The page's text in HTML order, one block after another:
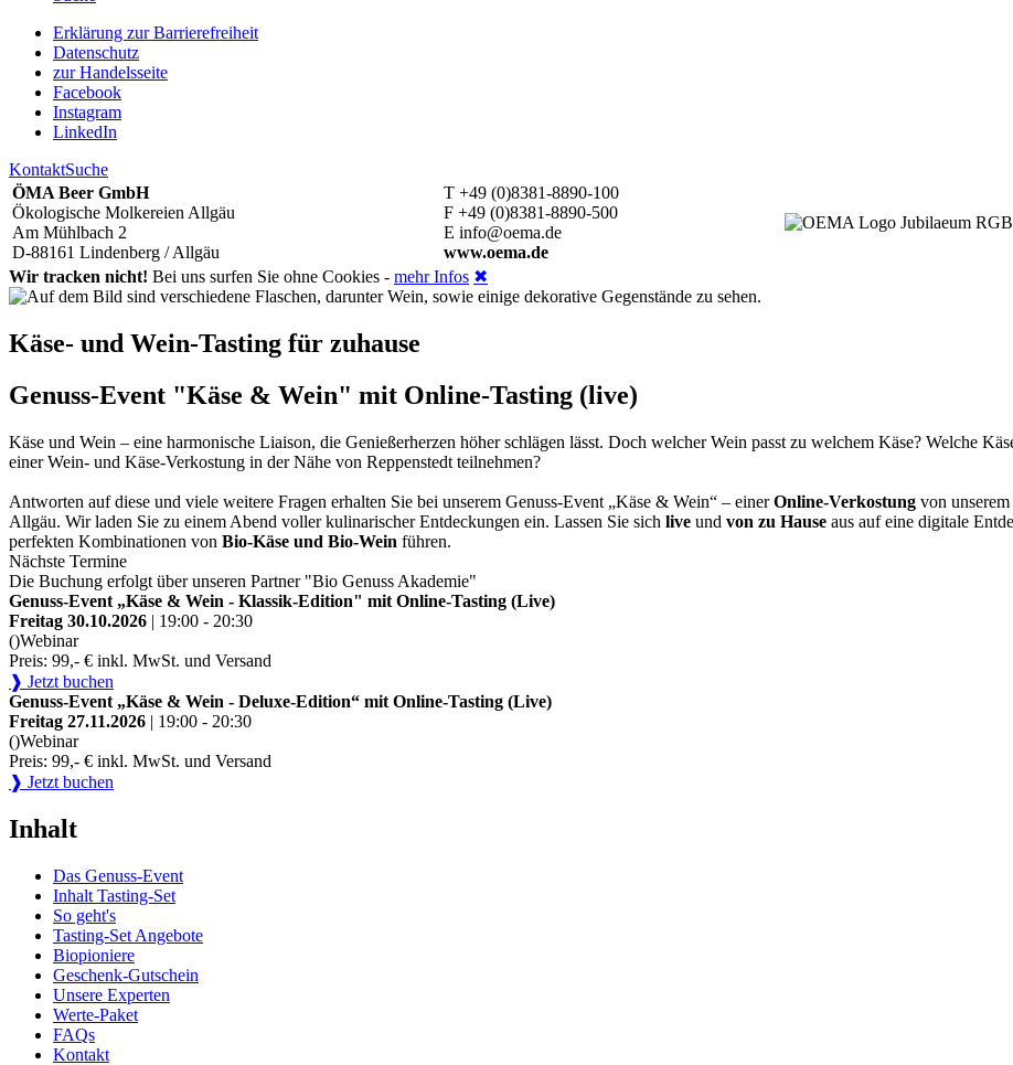
Erklärung zur Barrierefreiheit
Datenschutz
zur Handelsseite
Facebook
Instagram
LinkedIn
KontaktSuche
ÖMA Beer GmbH
Ökologische Molkereien Allgäu
Am Mühlbach 2
D-88161 Lindenberg / Allgäu
T +49 (0)8381-8890-100
F +49 (0)8381-8890-500
E info@oema.de
www.oema.de
Wir tracken nicht! Bei uns surfen Sie ohne Cookies - mehr Infos ✖
Käse- und Wein-Tasting für zuhause
Genuss-Event "Käse & Wein" mit Online-Tasting (live)
Käse und Wein – eine harmonische Liaison, die Genießerherzen höher schlägen lässt. Doch welcher Wein passt zu welchem Käse? Welche
einer Wein- und Käse-Verkostung in der Nähe von Reppenstedt teilnehmen?
Antworten auf diese und viele weitere Fragen erhalten Sie bei unserem Genuss-Event „Käse & Wein“ – einerOnline-Verkostung von
Allgäu. Wir laden Sie zu einem Abend voller kulinarischer Entdeckungen ein. Lassen Sie sich live und von zu Hause aus auf eine digitale
perfekten Kombinationen von Bio-Käse und Bio-Wein führen.
Nächste Termine
Die Buchung erfolgt über unseren Partner "Bio Genuss Akademie"
Genuss-Event „Käse & Wein - Klassik-Edition" mit Online-Tasting (Live)
Freitag 30.10.2026 | 19:00 - 20:30
()Webinar
Preis: 99,- € inkl. MwSt. und Versand
❱ Jetzt buchen
Genuss-Event „Käse & Wein - Deluxe-Edition“ mit Online-Tasting (Live)
Freitag 27.11.2026 | 19:00 - 20:30
()Webinar
Preis: 99,- € inkl. MwSt. und Versand
❱ Jetzt buchen
Inhalt
Das Genuss-Event
Inhalt Tasting-Set
So geht's
Tasting-Set Angebote
Biopioniere
Geschenk-Gutschein
Unsere Experten
Werte-Paket
FAQs
Kontakt